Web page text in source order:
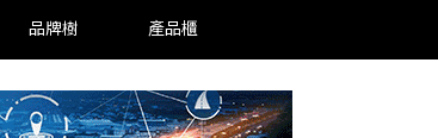
品牌樹 產品櫃